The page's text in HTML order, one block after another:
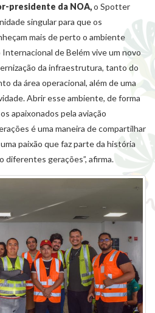
presidente da NOA,o Spotter
singular para que os
mais de perto o ambiente
de Belém vive um novo
da infraestrutura, tanto do
da área operacional, além de uma
Abrir esse ambiente, de forma
apaixonados pela aviação
é uma maneira de compartilhar
paixão que faz parte da história
diferentes gerações”, afirma.